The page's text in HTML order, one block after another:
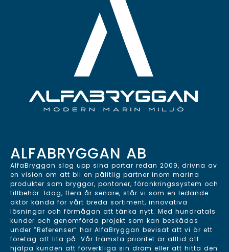
ALFABRYGGAN AB
AlfaBryggan slog upp sina portar redan 2009, drivna av
en vision om att bli en pålitlig partner inom marina
produkter som bryggor, pontoner, förankringssystem och
tillbehör. Idag, flera år senare, står vi som en ledande
aktör kända för vårt breda sortiment, innovativa
lösningar och förmågan att tänka nytt. Med hundratals
kunder och genomförda projekt som kan beskådas
under ”Referenser” har AlfaBryggan bevisat att vi är ett
företag att lita på. Vår främsta prioritet är alltid att
hjälpa kunden att förverkliga sin dröm eller att hitta den